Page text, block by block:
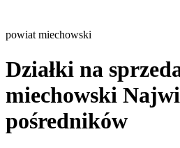
powiat miechowski
Działki na
miechowski
pośredników